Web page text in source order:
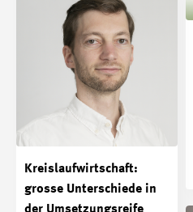
Kreislaufwirtschaft:
grosse Unterschiede in